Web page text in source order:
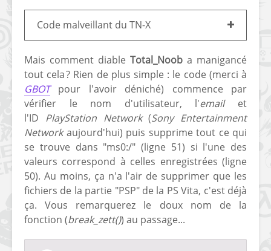
Code malveillant du TN-X
Mais comment diable Total_Noob a manigancé
tout cela ? Rien de plus simple : le code (merci à
GBOTpour l'avoir déniché) commence par
vérifier le nom d'utilisateur, l'emailet
l'ID PlayStation Network(Sony Entertainment
Networkaujourd'hui) puis supprime tout ce qui
se trouve dans "ms0:/" (ligne 51) si l'une des
valeurs correspond à celles enregistrées (ligne
50). Au moins, ça n'a l'air de supprimer que les
fichiers de la partie "PSP" de la PS Vita, c'est déjà
ça. Vous remarquerez le doux nom de la
fonction (break_zett()) au passage...